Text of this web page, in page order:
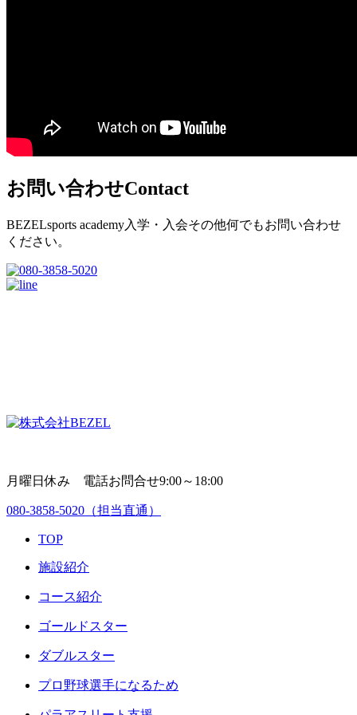
お問い合わせContact
BEZELsports academy入学・入会その他何でもお問い合わせ
ください。
月曜日休み 電話お問合せ9:00～18:00
080-3858-5020 （担当直通）
TOP
施設紹介
コース紹介
ゴールドスター
ダブルスター
プロ野球選手になるため